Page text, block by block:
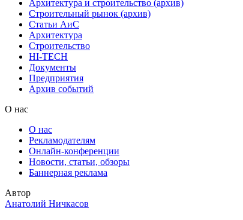
Архитектура и строительство (архив)
Строительный рынок (архив)
Статьи АиС
Архитектура
Строительство
HI-TECH
Документы
Предприятия
Архив событий
О нас
О нас
Рекламодателям
Онлайн-конференции
Новости, статьи, обзоры
Баннерная реклама
Автор
Анатолий Ничкасов